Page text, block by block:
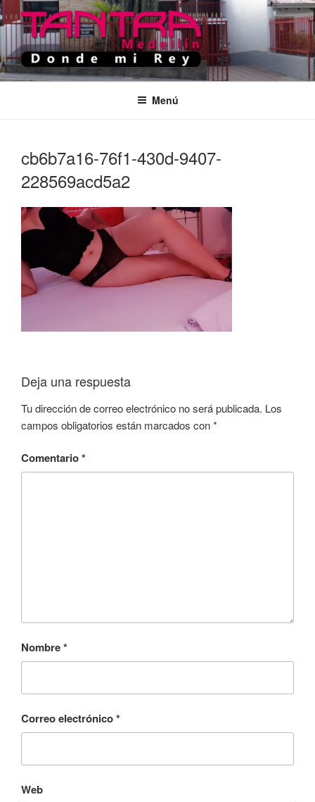
Saltar
al
contenido
TANTRA MEDELLIN
Donde Mi Rey
Menú
cb6b7a16-76f1-430d-9407-
228569acd5a2
Deja una respuesta
Tu dirección de correo electrónico no será publicada. Los
campos obligatorios están marcados con*
Comentario*
Nombre*
Correo electrónico*
Web